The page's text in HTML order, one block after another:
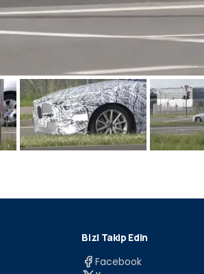
Bizi Takip Edin
Facebook